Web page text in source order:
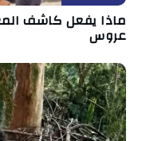
ماذا يفعل كاشف
عروس